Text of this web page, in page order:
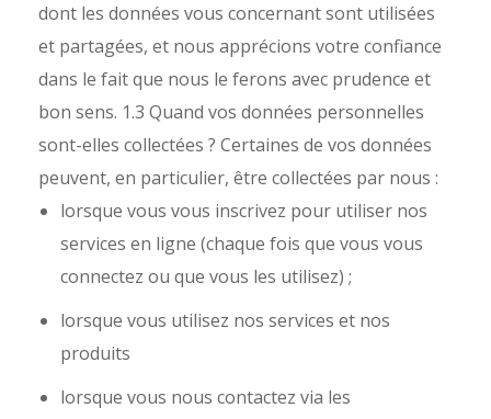
dont les données vous concernant sont utilisées
et partagées, et nous apprécions votre confiance
dans le fait que nous le ferons avec prudence et
bon sens. 1.3 Quand vos données personnelles
sont-elles collectées ? Certaines de vos données
peuvent, en particulier, être collectées par nous :
lorsque vous vous inscrivez pour utiliser nos
services en ligne (chaque fois que vous vous
connectez ou que vous les utilisez) ;
lorsque vous utilisez nos services et nos
produits
lorsque vous nous contactez via les